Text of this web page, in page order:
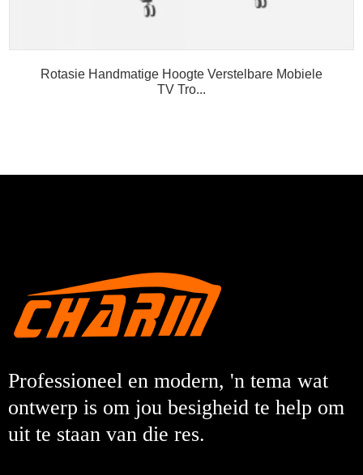
Rotasie Handmatige Hoogte Verstelbare Mobiele
TV Tro...
Professioneel en modern, 'n tema wat
ontwerp is om jou besigheid te help om
uit te staan ​​van die res.